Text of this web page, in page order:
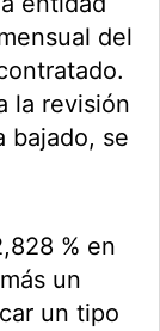
del
la revisión
bajado, se
% en
un
un tipo